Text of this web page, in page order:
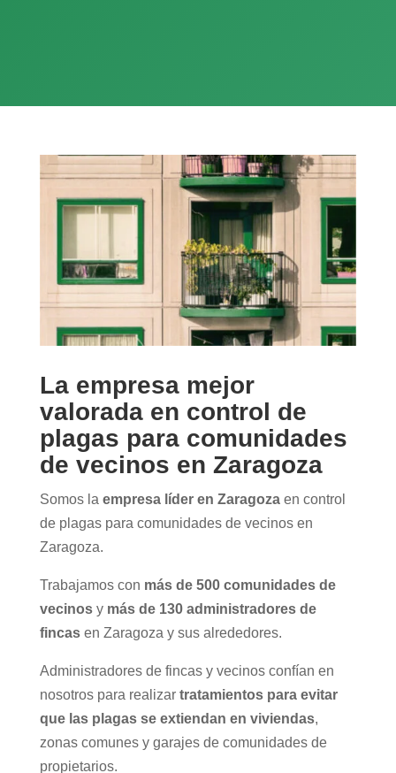
La empresa mejor
valorada en control de
plagas para comunidades
de vecinos en Zaragoza
Somos la empresa líder en Zaragozaen control
de plagas para comunidades de vecinos en
Zaragoza.
Trabajamos con más de 500 comunidades de
vecinos ymás de 130 administradores de
fincas en Zaragoza y sus alrededores.
Administradores de fincas y vecinos confían en
nosotros para realizar tratamientos para evitar
que las plagas se extiendan en viviendas,
zonas comunes y garajes de comunidades de
propietarios.